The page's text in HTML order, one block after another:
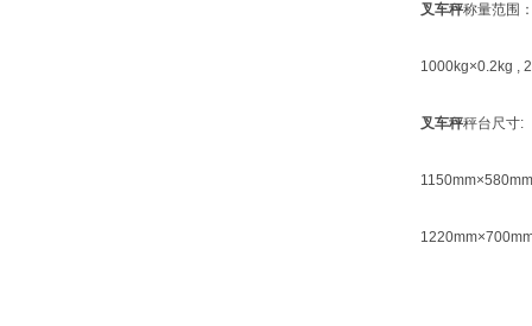
叉车秤称量范围
1000kg×0.2kg ,
叉车秤秤台尺寸: